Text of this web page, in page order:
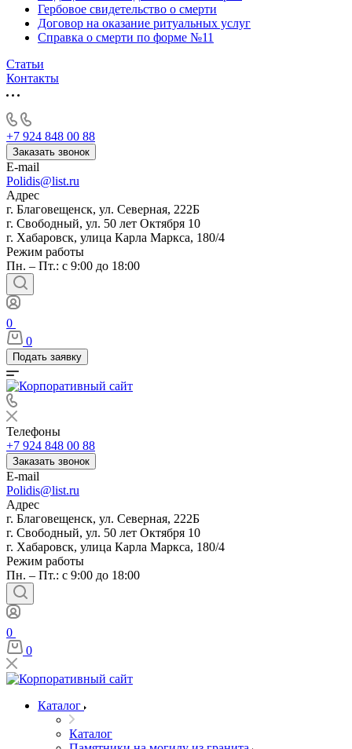
Гербовое свидетельство о смерти
Договор на оказание ритуальных услуг
Справка о смерти по форме №11
Статьи
Контакты
+7 924 848 00 88
Заказать звонок
E-mail
Polidis@list.ru
Адрес
г. Благовещенск, ул. Северная, 222Б
г. Свободный, ул. 50 лет Октября 10
г. Хабаровск, улица Карла Маркса, 180/4
Режим работы
Пн. – Пт.: с 9:00 до 18:00
0
0
Подать заявку
Телефоны
+7 924 848 00 88
Заказать звонок
E-mail
Polidis@list.ru
Адрес
г. Благовещенск, ул. Северная, 222Б
г. Свободный, ул. 50 лет Октября 10
г. Хабаровск, улица Карла Маркса, 180/4
Режим работы
Пн. – Пт.: с 9:00 до 18:00
0
0
Каталог
Каталог